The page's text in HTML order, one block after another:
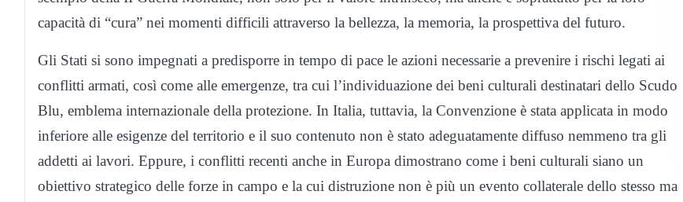
capacità di “cura” nei momenti difficili attraverso la bellezza, la memoria, la prospettiva del futuro.
Gli Stati si sono impegnati a predisporre in tempo di pace le azioni necessarie a prevenire i rischi legati ai
conflitti armati, così come alle emergenze, tra cui l’individuazione dei beni culturali destinatari dello Scudo
Blu, emblema internazionale della protezione. In Italia, tuttavia, la Convenzione è stata applicata in modo
inferiore alle esigenze del territorio e il suo contenuto non è stato adeguatamente diffuso nemmeno tra gli
addetti ai lavori. Eppure, i conflitti recenti anche in Europa dimostrano come i beni culturali siano un
obiettivo strategico delle forze in campo e la cui distruzione non è più un evento collaterale dello stesso ma